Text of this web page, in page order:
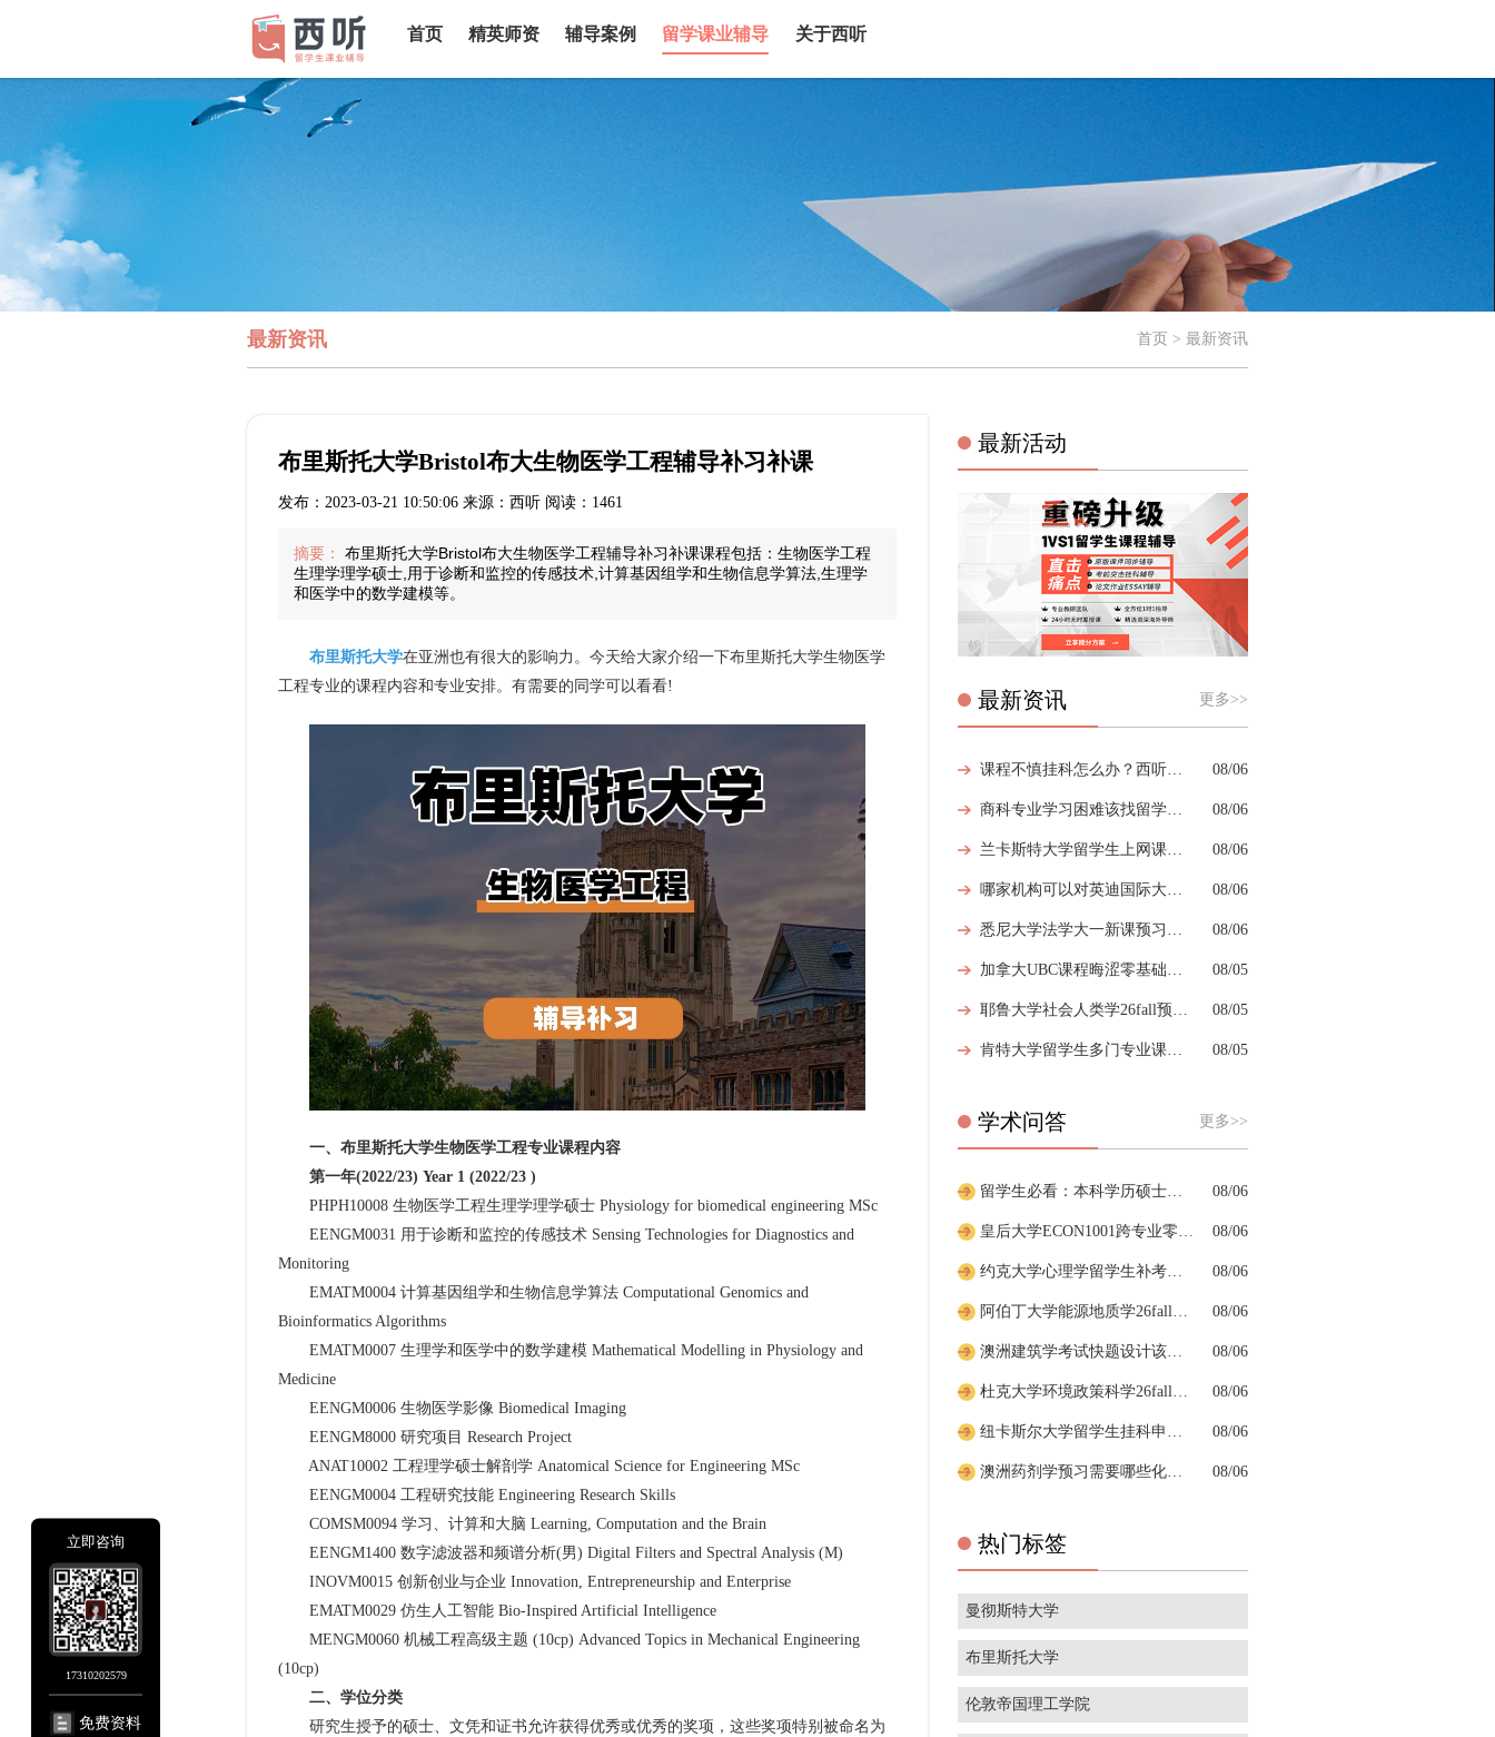
首页 精英师资 辅导案例 留学课业辅导 关于西听
最新资讯 首页 > 最新资讯
布里斯托大学Bristol布大生物医学工程辅导补习补课
发布：2023-03-21 10:50:06 来源：西听 阅读：1461
摘要：
布里斯托大学Bristol布大生物医学工程辅导补习补课课程包括：生物医学工程
生理学理学硕士,用于诊断和监控的传感技术,计算基因组学和生物信息学算法,生理学
和医学中的数学建模等。
布里斯托大学在亚洲也有很大的影响力。今天给大家介绍一下布里斯托大学生物医学
工程专业的课程内容和专业安排。有需要的同学可以看看!
一、布里斯托大学生物医学工程专业课程内容
第一年(2022/23) Year 1 (2022/23 )
PHPH10008 生物医学工程生理学理学硕士 Physiology for biomedical engineering MSc
EENGM0031 用于诊断和监控的传感技术 Sensing Technologies for Diagnostics and
Monitoring
EMATM0004 计算基因组学和生物信息学算法 Computational Genomics and
Bioinformatics Algorithms
EMATM0007 生理学和医学中的数学建模 Mathematical Modelling in Physiology and
Medicine
EENGM0006 生物医学影像 Biomedical Imaging
EENGM8000 研究项目 Research Project
ANAT10002 工程理学硕士解剖学 Anatomical Science for Engineering MSc
EENGM0004 工程研究技能 Engineering Research Skills
COMSM0094 学习、计算和大脑 Learning, Computation and the Brain
EENGM1400 数字滤波器和频谱分析(男) Digital Filters and Spectral Analysis (M)
INOVM0015 创新创业与企业 Innovation, Entrepreneurship and Enterprise
EMATM0029 仿生人工智能 Bio-Inspired Artificial Intelligence
MENGM0060 机械工程高级主题 (10cp) Advanced Topics in Mechanical Engineering
(10cp)
二、学位分类
研究生授予的硕士、文凭和证书允许获得优秀或优秀的奖项，这些奖项特别被命名为
最新活动
最新资讯 更多>>
08/06
08/06
08/06
08/06
08/06
08/05
08/05
08/05
学术问答 更多>>
08/06
08/06
08/06
08/06
08/06
08/06
08/06
08/06
热门标签
曼彻斯特大学
布里斯托大学
伦敦帝国理工学院
立即咨询
17310202579
免费资料